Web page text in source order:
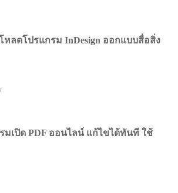
โหลดโปรแกรม InDesign ออกแบบสื่อสิ่ง
มเปิด PDF ออนไลน์ แก้ไขได้ทันที ใช้